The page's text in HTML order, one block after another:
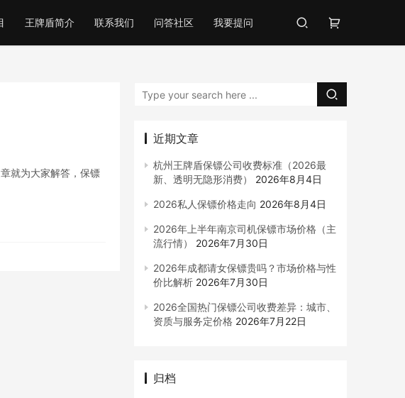
王牌盾简介 联系我们 问答社区 我要提问
就为大家解答，保镖
近期文章
杭州王牌盾保镖公司收费标准（2026最
新、透明无隐形消费）
2026年8月4日
2026私人保镖价格走向 2026年8月4日
2026年上半年南京司机保镖市场价格（主
流行情）
2026年7月30日
2026年成都请女保镖贵吗？市场价格与性
价比解析 2026年7月30日
2026全国热门保镖公司收费差异：城市、
资质与服务定价格 2026年7月22日
归档